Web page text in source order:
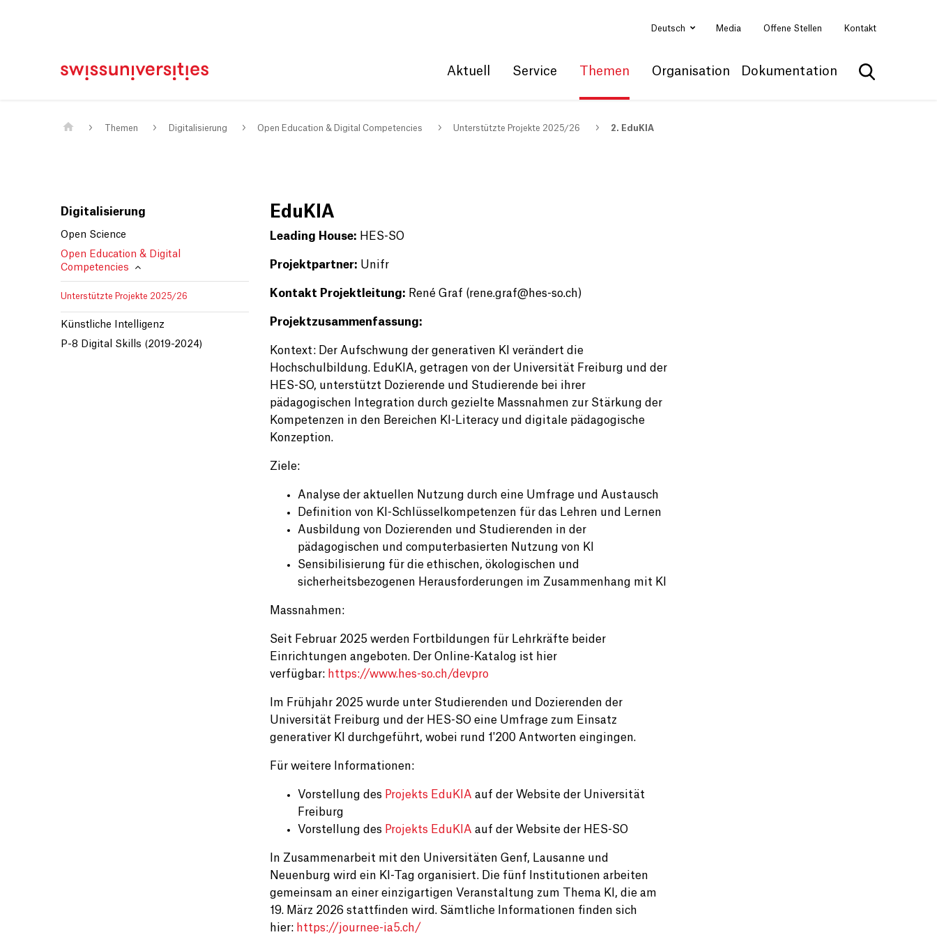
Sitemap
Deutsch Media Offene Stellen Kontakt
Aktuell Service Themen Organisation Dokumentation
Suche
Themen Digitalisierung Open Education & Digital Competencies Unterstützte Projekte 2025/26 2. EduKIA
Digitalisierung
Open Science
Open Education & Digital
Competencies
Unterstützte Projekte 2025/26
Künstliche Intelligenz
P-8 Digital Skills (2019-2024)
EduKIA
Leading House: HES-SO
Projektpartner: Unifr
Kontakt Projektleitung: René Graf (rene.graf@hes-so.ch)
Projektzusammenfassung:
Kontext: Der Aufschwung der generativen KI verändert die
Hochschulbildung. EduKIA, getragen von der Universität Freiburg und der
HES-SO, unterstützt Dozierende und Studierende bei ihrer
pädagogischen Integration durch gezielte Massnahmen zur Stärkung der
Kompetenzen in den Bereichen KI-Literacy und digitale pädagogische
Konzeption.
Ziele:
Analyse der aktuellen Nutzung durch eine Umfrage und Austausch
Definition von KI-Schlüsselkompetenzen für das Lehren und Lernen
Ausbildung von Dozierenden und Studierenden in der
pädagogischen und computerbasierten Nutzung von KI
Sensibilisierung für die ethischen, ökologischen und
sicherheitsbezogenen Herausforderungen im Zusammenhang mit KI
Massnahmen:
Seit Februar 2025 werden Fortbildungen für Lehrkräfte beider
Einrichtungen angeboten. Der Online-Katalog ist hier
verfügbar: https://www.hes-so.ch/devpro
Im Frühjahr 2025 wurde unter Studierenden und Dozierenden der
Universität Freiburg und der HES-SO eine Umfrage zum Einsatz
generativer KI durchgeführt, wobei rund 1'200 Antworten eingingen.
Für weitere Informationen:
Vorstellung des Projekts EduKIA auf der Website der Universität
Freiburg
Vorstellung des Projekts EduKIA auf der Website der HES-SO
In Zusammenarbeit mit den Universitäten Genf, Lausanne und
Neuenburg wird ein KI-Tag organisiert. Die fünf Institutionen arbeiten
gemeinsam an einer einzigartigen Veranstaltung zum Thema KI, die am
19. März 2026 stattfinden wird. Sämtliche Informationen finden sich
hier: https://journee-ia5.ch/